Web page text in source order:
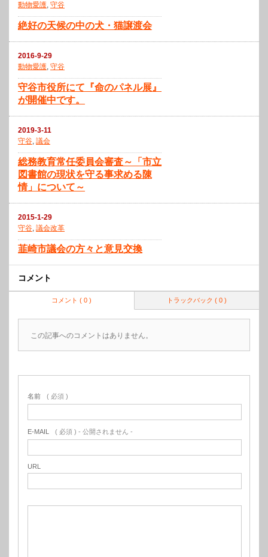
動物愛護, 守谷
絶好の天候の中の犬・猫譲渡会
2016-9-29
動物愛護, 守谷
守谷市役所にて『命のパネル展』
が開催中です。
2019-3-11
守谷, 議会
総務教育常任委員会審査～「市立
図書館の現状を守る事求める陳
情」について～
2015-1-29
守谷, 議会改革
韮崎市議会の方々と意見交換
コメント
トラックバック ( 0 )
コメント ( 0 )
この記事へのコメントはありません。
名前 ( 必須 )
E-MAIL ( 必須 ) - 公開されません -
URL